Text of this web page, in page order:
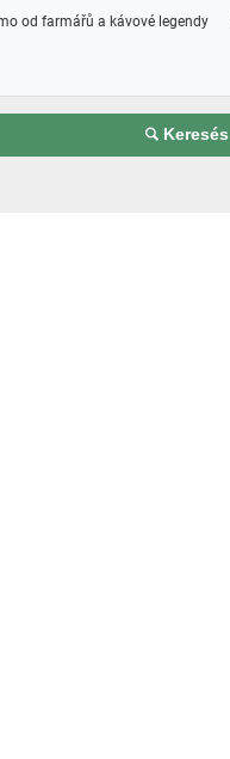
od farmářů a kávové legendy
Keresés